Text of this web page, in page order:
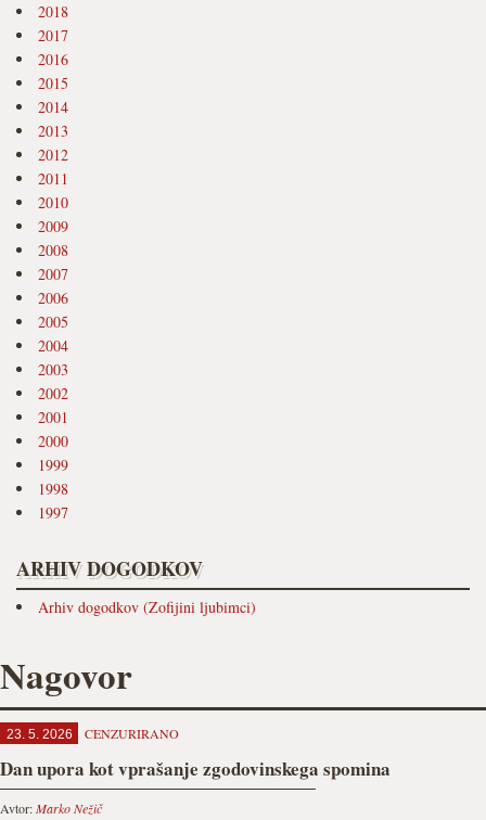
2018
2017
2016
2015
2014
2013
2012
2011
2010
2009
2008
2007
2006
2005
2004
2003
2002
2001
2000
1999
1998
1997
ARHIV DOGODKOV
Arhiv dogodkov (Zofijini ljubimci)
Nagovor
23. 5. 2026 CENZURIRANO
Dan upora kot vprašanje zgodovinskega spomina
Avtor:Marko Nežič